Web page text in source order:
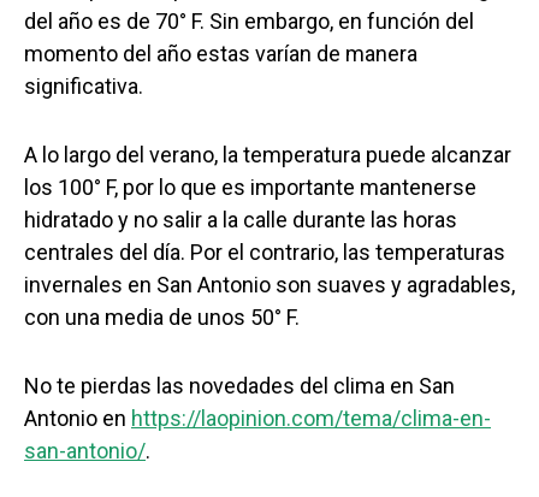
del año es de 70° F. Sin embargo, en función del
momento del año estas varían de manera
significativa.
A lo largo del verano, la temperatura puede alcanzar
los 100° F, por lo que es importante mantenerse
hidratado y no salir a la calle durante las horas
centrales del día. Por el contrario, las temperaturas
invernales en San Antonio son suaves y agradables,
con una media de unos 50° F.
No te pierdas las novedades del clima en San
Antonio en https://laopinion.com/tema/clima-en-
san-antonio/.